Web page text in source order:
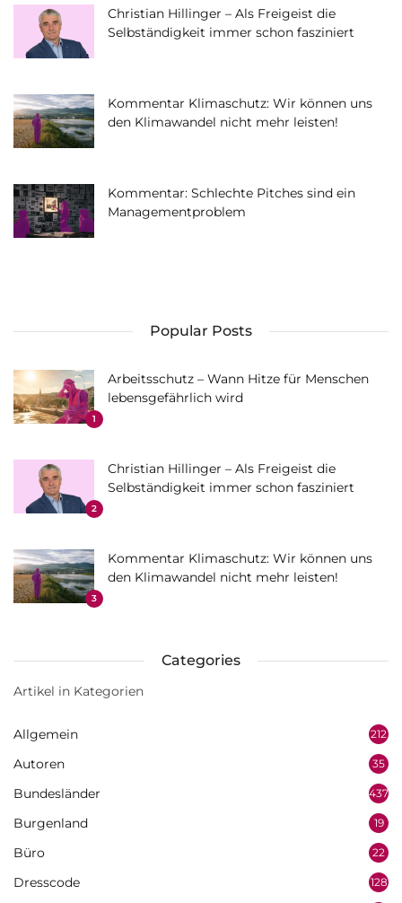
Christian Hillinger – Als Freigeist die
Selbständigkeit immer schon fasziniert
Kommentar Klimaschutz: Wir können uns
den Klimawandel nicht mehr leisten!
Kommentar: Schlechte Pitches sind ein
Managementproblem
Popular Posts
1
Arbeitsschutz – Wann Hitze für Menschen
lebensgefährlich wird
2
Christian Hillinger – Als Freigeist die
Selbständigkeit immer schon fasziniert
3
Kommentar Klimaschutz: Wir können uns
den Klimawandel nicht mehr leisten!
Categories
Artikel in Kategorien
Allgemein 212
Autoren 35
Bundesländer 437
Burgenland 19
Büro 22
Dresscode 128